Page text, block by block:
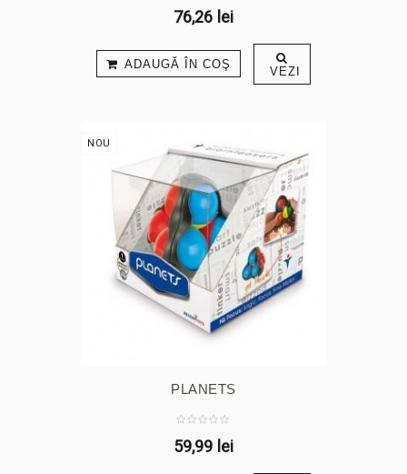
76,26 lei
ADAUGĂ ÎN COŞ VEZI
NOU
PLANETS
59,99 lei